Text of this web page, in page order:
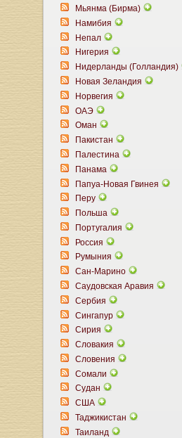
Мьянма (Бирма)
Намибия
Непал
Нигерия
Нидерланды (Голландия)
Новая Зеландия
Норвегия
ОАЭ
Оман
Пакистан
Палестина
Панама
Папуа-Новая Гвинея
Перу
Польша
Португалия
Россия
Румыния
Сан-Марино
Саудовская Аравия
Сербия
Сингапур
Сирия
Словакия
Словения
Сомали
Судан
США
Таджикистан
Таиланд